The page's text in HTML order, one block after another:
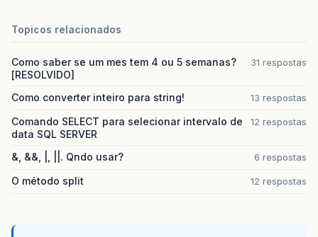
Topicos relacionados
Como saber se um mes tem 4 ou 5 semanas?
[RESOLVIDO]
31 respostas
Como converter inteiro para string! 13 respostas
Comando SELECT para selecionar intervalo de
data SQL SERVER
12 respostas
&, &&, |, ||. Qndo usar? 6 respostas
O método split 12 respostas